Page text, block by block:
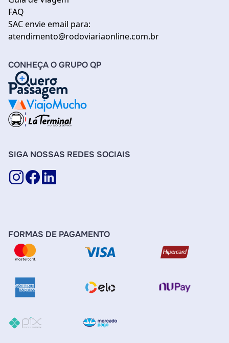
FAQ
SAC envie email para:
atendimento@rodoviariaonline.com.br
CONHEÇA O GRUPO QP
SIGA NOSSAS REDES SOCIAIS
FORMAS DE PAGAMENTO